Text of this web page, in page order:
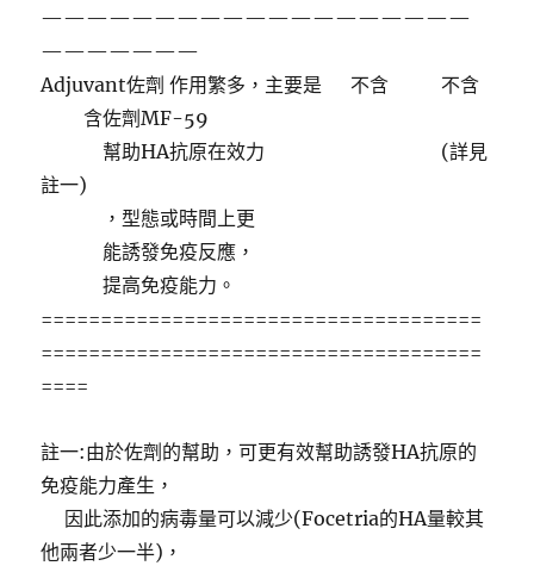
———————————————————
———————
Adjuvant佐劑 作用繁多，主要是 不含 不含
含佐劑MF-59
幫助HA抗原在效力 (詳見
註一)
，型態或時間上更
能誘發免疫反應，
提高免疫能力。
=====================================
=====================================
====
註一:由於佐劑的幫助，可更有效幫助誘發HA抗原的
免疫能力產生，
因此添加的病毒量可以減少(Focetria的HA量較其
他兩者少一半)，